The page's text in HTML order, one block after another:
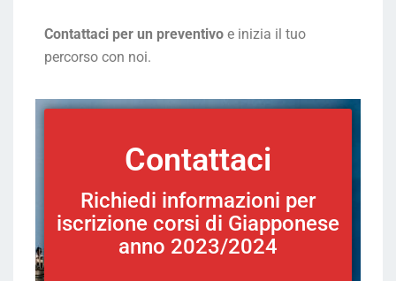
Contattaci per un preventivo e inizia il tuo
percorso con noi.
Contattaci
Richiedi informazioni per
iscrizione corsi di Giapponese
anno 2023/2024